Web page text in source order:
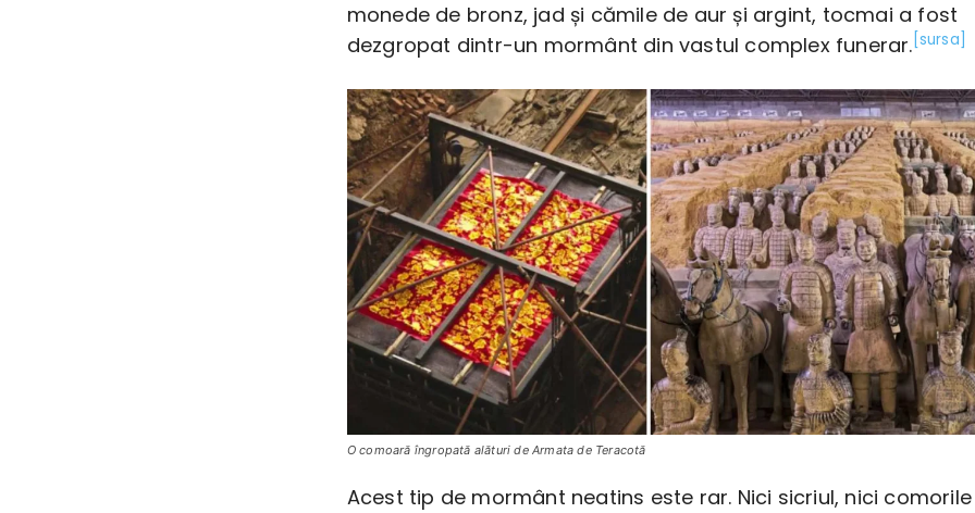
monede de bronz, jad și cămile de aur și argint, tocmai a fost
dezgropat dintr-un mormânt din vastul complex funerar. [sursa]
O comoară îngropată alături de Armata de Teracotă
Acest tip de mormânt neatins este rar. Nici sicriul, nici comorile